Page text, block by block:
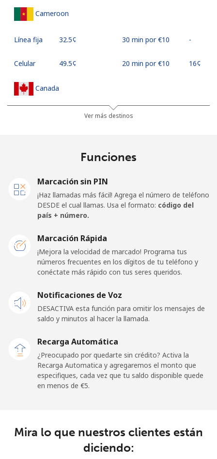
Cameroon
Línea fija ⁦32.5¢⁩ 30 min por ⁦€10⁩ -
Celular ⁦49.5¢⁩ 20 min por ⁦€10⁩ ⁦16¢⁩
Canada
665 min por ⁦€10⁩
⁦35.9¢⁩ 27 min por ⁦€10⁩ ⁦14¢⁩
Línea fija ⁦20.9¢⁩ 47 min por ⁦€10⁩
⁦22.9¢⁩ 43 min por ⁦€10⁩
Cayman Islands
Celular ⁦26.5¢⁩
Central African Republic
Ver más destinos
Funciones
Marcación sin PIN
¡Haz llamadas más fácil! Agrega el número de teléfono
DESDE el cual llamas. Usa el formato: código del
país + número.
Marcación Rápida
¡Mejora la velocidad de marcado! Programa tus
números frecuentes en los dígitos de tu teléfono y
conéctate más rápido con tus seres queridos.
Notificaciones de Voz
DESACTIVA esta función para omitir los mensajes de
saldo y minutos al hacer la llamada.
Recarga Automática
¿Preocupado por quedarte sin crédito? Activa la
Recarga Automatica y agregaremos el monto que
especifiques, cada vez que tu saldo disponible quede
en menos de ⁦€5⁩.
Mira lo que nuestros clientes están
diciendo: